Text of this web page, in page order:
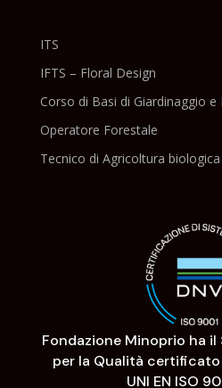
ITS
IFTS – Floral Design
Corso di Basi di Giardinaggio
Operatore Forestale
Tecnico di Agricoltura biologica
Fondazione Minoprio ha
per la Qualità
UNI EN ISO